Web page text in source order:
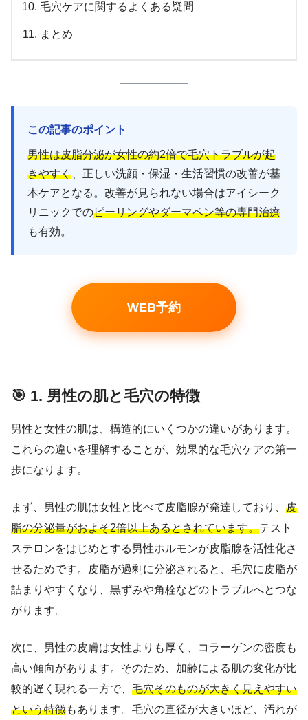
毛穴ケアに関するよくある疑問
まとめ
この記事のポイント
男性は皮脂分泌が女性の約2倍で毛穴トラブルが起
きやすく、正しい洗顔・保湿・生活習慣の改善が基
本ケアとなる。改善が見られない場合はアイシーク
リニックでのピーリングやダーマペン等の専門治療
も有効。
WEB予約
🎯 1. 男性の肌と毛穴の特徴
男性と女性の肌は、構造的にいくつかの違いがあります。
これらの違いを理解することが、効果的な毛穴ケアの第一
歩になります。
まず、男性の肌は女性と比べて皮脂腺が発達しており、 皮
脂の分泌量がおよそ2倍以上あるとされています。テスト
ステロンをはじめとする男性ホルモンが皮脂腺を活性化さ
せるためです。皮脂が過剰に分泌されると、毛穴に皮脂が
詰まりやすくなり、黒ずみや角栓などのトラブルへとつな
がります。
次に、男性の皮膚は女性よりも厚く、コラーゲンの密度も
高い傾向があります。そのため、加齢による肌の変化が比
較的遅く現れる一方で、 毛穴そのものが大きく見えやすい
という特徴もあります。毛穴の直径が大きいほど、汚れが